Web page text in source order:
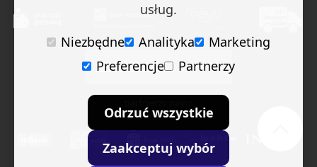
usług.
Niezbędne
Analityka
Marketing
Preferencje
Partnerzy
Odrzuć wszystkie
Zaakceptuj wybór